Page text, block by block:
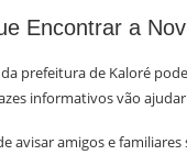
Encontrar a
prefeitura de Kaloré
informativos vão
avisar amigos e